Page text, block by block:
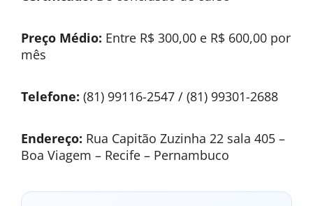
Preço Médio: Entre R$ 300,00 e R$ 600,00 por
mês
Telefone: (81) 99116-2547 / (81) 99301-2688
Endereço: Rua Capitão Zuzinha 22 sala 405 –
Boa Viagem – Recife – Pernambuco